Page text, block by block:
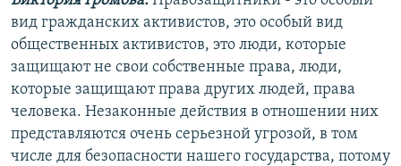
вид гражданских активистов, это особый вид
общественных активистов, это люди, которые
защищают не свои собственные права, люди,
которые защищают права других людей, права
человека. Незаконные действия в отношении них
представляются очень серьезной угрозой, в том
числе для безопасности нашего государства, потому